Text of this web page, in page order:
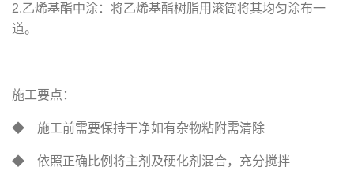
2.乙烯基酯中涂：将乙烯基酯树脂用滚筒将其均匀涂布一
道。
施工要点：
◆ 施工前需要保持干净如有杂物粘附需清除
◆ 依照正确比例将主剂及硬化剂混合，充分搅拌